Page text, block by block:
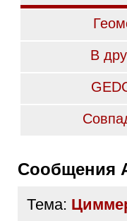
В
Сообщения
Тема: